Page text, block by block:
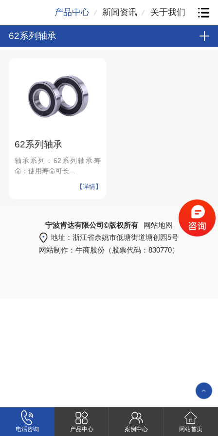
产品中心 新闻资讯 关于我们
62系列轴承
62系列轴承
轴承系列：62系列轴承寿
命：使用寿命可长...
【详情】
宁波肯达有限公司©版权所有
网站地图
地址：浙江省余姚市低塘街道塘创园5号
网站制作： 牛商股份 （股票代码：830770）
电话咨询 产品中心 案例中心 网站首页